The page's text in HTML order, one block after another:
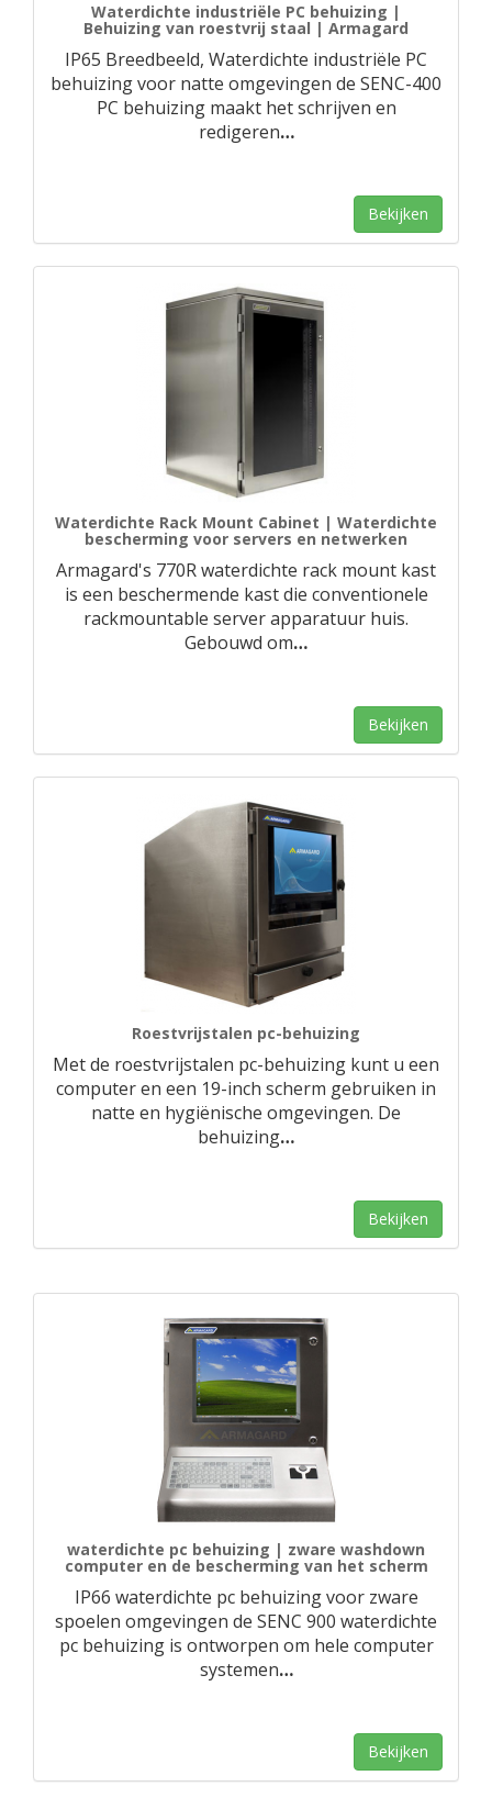
Waterdichte industriële PC behuizing |
Behuizing van roestvrij staal | Armagard
IP65 Breedbeeld, Waterdichte industriële PC
behuizing voor natte omgevingen de SENC-400
PC behuizing maakt het schrijven en
redigeren…
Bekijken
Waterdichte Rack Mount Cabinet | Waterdichte
bescherming voor servers en netwerken
Armagard's 770R waterdichte rack mount kast
is een beschermende kast die conventionele
rackmountable server apparatuur huis.
Gebouwd om…
Bekijken
Roestvrijstalen pc-behuizing
Met de roestvrijstalen pc-behuizing kunt u een
computer en een 19-inch scherm gebruiken in
natte en hygiënische omgevingen. De
behuizing…
Bekijken
waterdichte pc behuizing | zware washdown
computer en de bescherming van het scherm
IP66 waterdichte pc behuizing voor zware
spoelen omgevingen de SENC 900 waterdichte
pc behuizing is ontworpen om hele computer
systemen…
Bekijken